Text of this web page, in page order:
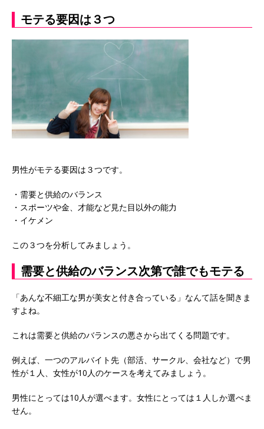
モテる要因は３つ
男性がモテる要因は３つです。
・需要と供給のバランス
・スポーツや金、才能など見た目以外の能力
・イケメン
この３つを分析してみましょう。
需要と供給のバランス次第で誰でもモテる
「あんな不細工な男が美女と付き合っている」なんて話を聞きま
すよね。
これは需要と供給のバランスの悪さから出てくる問題です。
例えば、一つのアルバイト先（部活、サークル、会社など）で男
性が１人、女性が10人のケースを考えてみましょう。
男性にとっては10人が選べます。女性にとっては１人しか選べま
せん。